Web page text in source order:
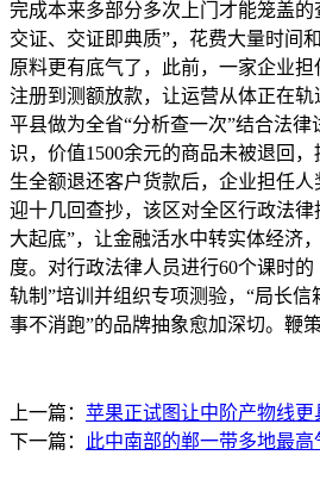
完成本来多部分多次上门才能笼盖的
交证、交证即典质”，花费大量时间
原料更有底气了，此前，一家企业担
注册到测额放款，让运营从体正在
平县做为全省“分析查一次”结合法律
识，价值1500余元的商品未被退回
生全额退还客户货款后，企业担任
迎十几回查抄，该区对全区行政法律
大起底”，让金融活水中转实体经济
度。对行政法律人员进行60个课时
轨制”培训并组织专项测验，“局长信
事不消跑”的品牌抽象愈加深切。鞭
上一篇： 苹果正试图让中阶产物线更
下一篇：
此中南部的郸一带多地最